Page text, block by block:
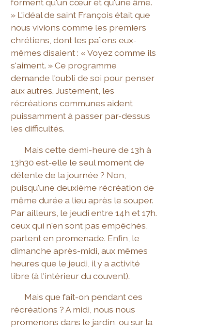
forment qu'un cœur et qu'une âme.
» L'idéal de saint François était que
nous vivions comme les premiers
chrétiens, dont les païens eux-
mêmes disaient : « Voyez comme ils
s'aiment. » Ce programme
demande l'oubli de soi pour penser
aux autres. Justement, les
récréations communes aident
puissamment à passer par-dessus
les difficultés.
Mais cette demi-heure de 13h à
13h30 est-elle le seul moment de
détente de la journée ? Non,
puisqu'une deuxième récréation de
même durée a lieu après le souper.
Par ailleurs, le jeudi entre 14h et 17h.
ceux qui n'en sont pas empêchés,
partent en promenade. Enfin, le
dimanche après-midi, aux mêmes
heures que le jeudi, il y a activité
libre (à l'intérieur du couvent).
Mais que fait-on pendant ces
récréations ? A midi, nous nous
promenons dans le jardin, ou sur la